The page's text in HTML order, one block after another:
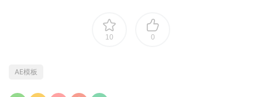
10 0
AE模板